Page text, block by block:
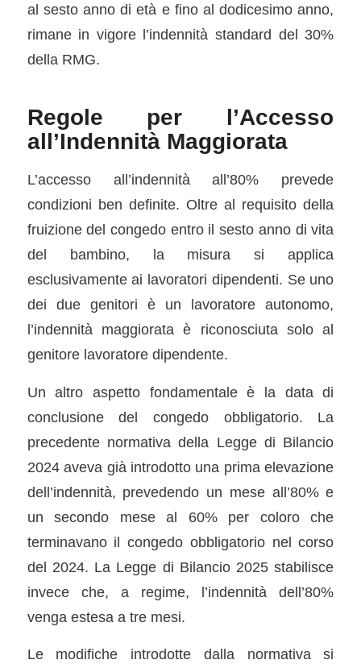
al sesto anno di età e fino al dodicesimo anno,
rimane in vigore l’indennità standard del 30%
della RMG.
Regole per l’Accesso
all’Indennità Maggiorata
L’accesso all’indennità all’80% prevede
condizioni ben definite. Oltre al requisito della
fruizione del congedo entro il sesto anno di vita
del bambino, la misura si applica
esclusivamente ai lavoratori dipendenti. Se uno
dei due genitori è un lavoratore autonomo,
l’indennità maggiorata è riconosciuta solo al
genitore lavoratore dipendente.
Un altro aspetto fondamentale è la data di
conclusione del congedo obbligatorio. La
precedente normativa della Legge di Bilancio
2024 aveva già introdotto una prima elevazione
dell’indennità, prevedendo un mese all’80% e
un secondo mese al 60% per coloro che
terminavano il congedo obbligatorio nel corso
del 2024. La Legge di Bilancio 2025 stabilisce
invece che, a regime, l’indennità dell’80%
venga estesa a tre mesi.
Le modifiche introdotte dalla normativa si